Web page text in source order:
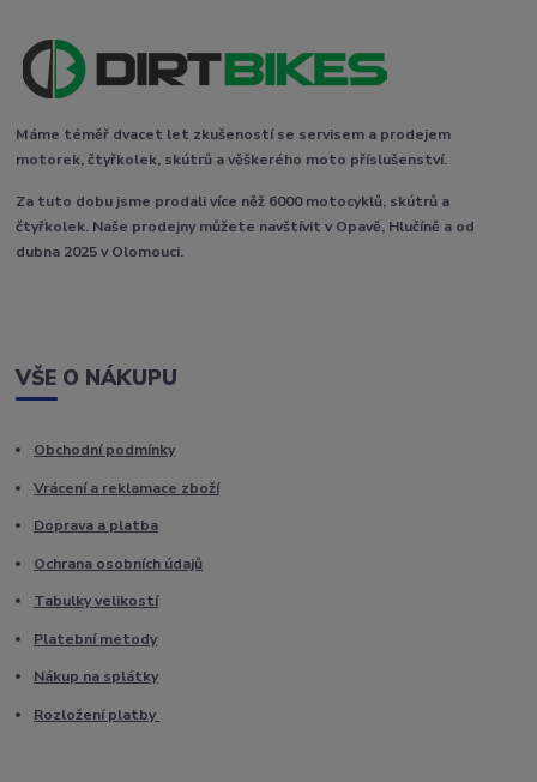
Máme téměř dvacet let zkušeností se servisem a prodejem
motorek, čtyřkolek, skútrů a věškerého moto příslušenství.
Za tuto dobu jsme prodali více něž 6000 motocyklů, skútrů a
čtyřkolek. Naše prodejny můžete navštívit v Opavě, Hlučíně a od
dubna 2025 v Olomouci.
VŠE O NÁKUPU
Obchodní podmínky
Vrácení a reklamace zboží
Doprava a platba
Ochrana osobních údajů
Tabulky velikostí
Platební metody
Nákup na splátky
Rozložení platby